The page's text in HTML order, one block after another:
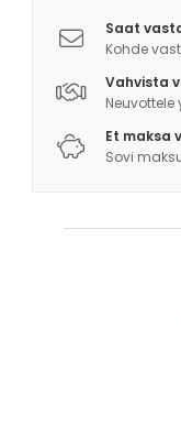
Lisätietoa
Vi har många
https://
Saat
Kohde
Vahvista
Et maksa
Sovi